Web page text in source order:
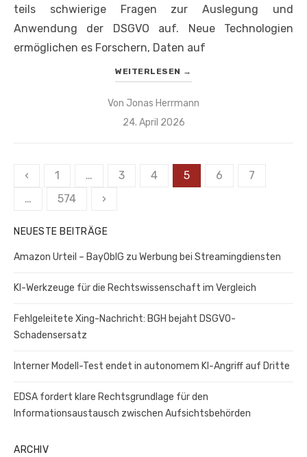
teils schwierige Fragen zur Auslegung und
Anwendung der DSGVO auf. Neue Technologien
ermöglichen es Forschern, Daten auf
WEITERLESEN →
Von Jonas Herrmann
Veröffentlicht
24. April 2026
Seitennummerierung
‹ 1 … 3 4 5 6
7
…
574 ›
NEUESTE BEITRÄGE
Amazon Urteil – BayOblG zu Werbung bei Streamingdiensten
KI-Werkzeuge für die Rechtswissenschaft im Vergleich
Fehlgeleitete Xing-Nachricht: BGH bejaht DSGVO-
Schadensersatz
Interner Modell-Test endet in autonomem KI-Angriff auf Dritte
EDSA fordert klare Rechtsgrundlage für den
Informationsaustausch zwischen Aufsichtsbehörden
ARCHIV